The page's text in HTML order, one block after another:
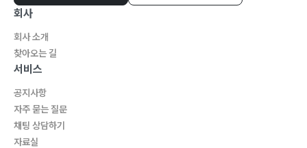
회사
회사 소개
찾아오는 길
서비스
공지사항
자주 묻는 질문
채팅 상담하기
자료실